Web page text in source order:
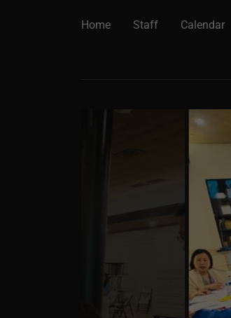
Home Staff Calendar